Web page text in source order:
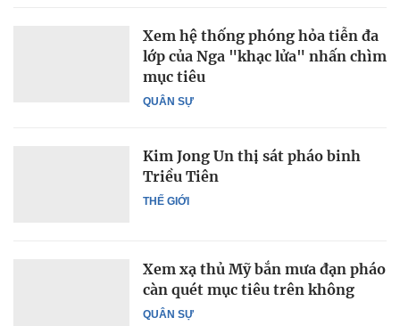
QUÂN SỰ
Xem hệ thống phóng hỏa tiễn đa
lớp của Nga "khạc lửa" nhấn chìm
mục tiêu
THẾ GIỚI
Kim Jong Un thị sát pháo binh
Triều Tiên
QUÂN SỰ
Xem xạ thủ Mỹ bắn mưa đạn pháo
càn quét mục tiêu trên không